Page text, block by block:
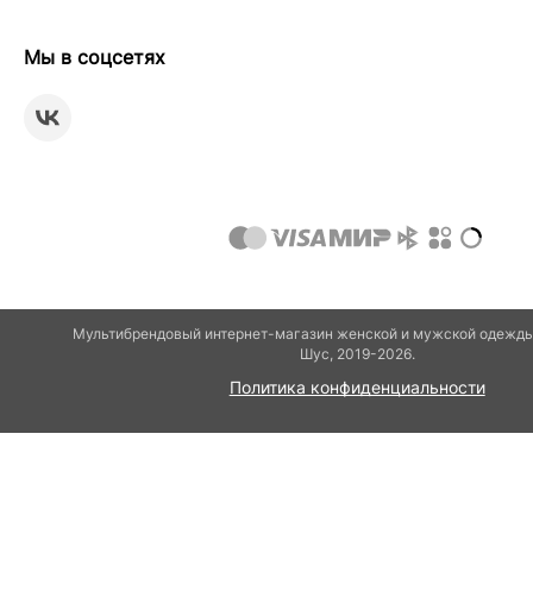
Мы в соцсетях
Мультибрендовый интернет-магазин женской и мужской
Шуc, 2019-2026.
Политика конфиденциальности